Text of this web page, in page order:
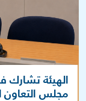
الهيئة تشارك
مجلس التعاون